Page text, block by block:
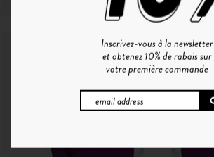
Inscrivez-vous à la newsletter
et obtenez 10% de rabais sur
votre première commande